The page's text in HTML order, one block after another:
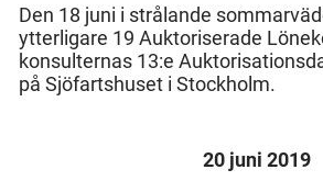
Den 18 juni i strålande
ytterligare 19 Auktoriserade
konsulternas 13:e
på Sjöfartshuset i Stockholm.
20 juni 2019